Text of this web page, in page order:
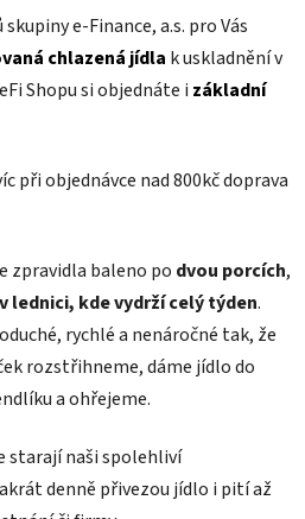
e-Finance, a.s. pro Vás
chlazená jídla k uskladnění v
Shopu si objednáte i základní
při objednávce nad 800kč doprava
zpravidla baleno po dvou porcích,
lednici, kde vydrží celý týden.
rychlé a nenáročné tak, že
rozstřihneme, dáme jídlo do
a ohřejeme.
starají naši spolehliví
denně přivezou jídlo i pití až